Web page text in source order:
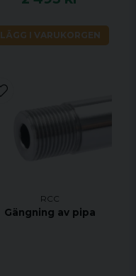
LÄGG I VARUKORGEN
RCC
Gängning av pipa